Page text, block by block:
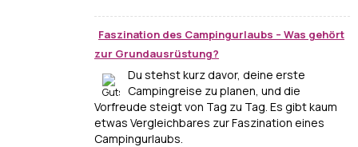
Faszination des Campingurlaubs – Was gehört
zur Grundausrüstung?
Du stehst kurz davor, deine erste
Campingreise zu planen, und die
Vorfreude steigt von Tag zu Tag. Es gibt kaum
etwas Vergleichbares zur Faszination eines
Campingurlaubs.